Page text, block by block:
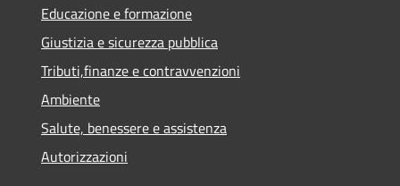
Educazione e formazione
Giustizia e sicurezza pubblica
Tributi,finanze e contravvenzioni
Ambiente
Salute, benessere e assistenza
Autorizzazioni